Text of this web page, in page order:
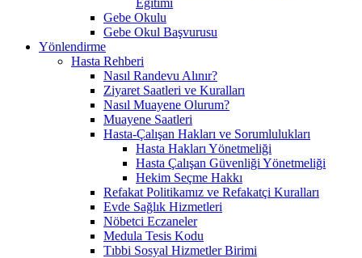
Gebe Okulu
Gebe Okul Başvurusu
Yönlendirme
Hasta Rehberi
Nasıl Randevu Alınır?
Ziyaret Saatleri ve Kuralları
Nasıl Muayene Olurum?
Muayene Saatleri
Hasta-Çalışan Hakları ve Sorumlulukları
Hasta Hakları Yönetmeliği
Hasta Çalışan Güvenliği Yönetmeliği
Hekim Seçme Hakkı
Refakat Politikamız ve Refakatçi Kuralları
Evde Sağlık Hizmetleri
Nöbetci Eczaneler
Medula Tesis Kodu
Tıbbi Sosyal Hizmetler Birimi